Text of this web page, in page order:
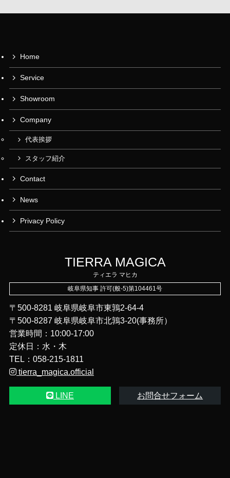
Home
Service
Showroom
Company
代表挨拶
スタッフ紹介
Contact
News
Privacy Policy
TIERRA MAGICA
ティエラ マヒカ
岐阜県知事 許可(般-5)第104461号
〒500-8281 岐阜県岐阜市東鶉2-64-4
〒500‑8287 岐阜県岐阜市北鶉3-20(事務所）
営業時間：10:00-17:00
定休日：水・木
TEL：058-215-1811
tierra_magica.official
LINE お問合せフォーム